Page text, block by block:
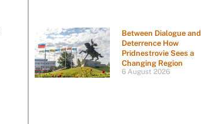
Between Dialogue and
Deterrence How
Pridnestrovie Sees a
Changing Region
6 August 2026